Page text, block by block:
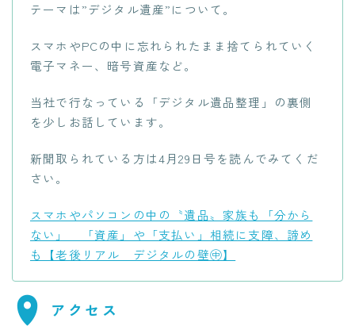
テーマは”デジタル遺産”について。
スマホやPCの中に忘れられたまま捨てられていく
電子マネー、暗号資産など。
当社で行なっている「デジタル遺品整理」の裏側
を少しお話しています。
新聞取られている方は4月29日号を読んでみてくだ
さい。
スマホやパソコンの中の〝遺品〟家族も「分から
ない」 「資産」や「支払い」相続に支障、諦め
も【老後リアル デジタルの壁㊥】
アクセス